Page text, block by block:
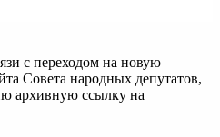
с переходом на новую
Совета народных депутатов,
архивную ссылку на